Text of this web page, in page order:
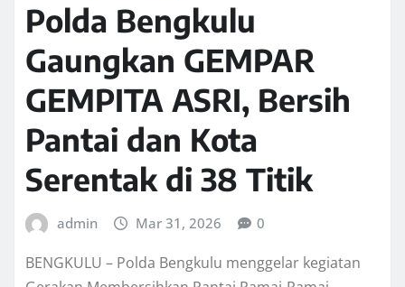
Polda Bengkulu
Gaungkan GEMPAR
GEMPITA ASRI, Bersih
Pantai dan Kota
Serentak di 38 Titik
admin Mar 31, 2026 0
BENGKULU – Polda Bengkulu menggelar kegiatan